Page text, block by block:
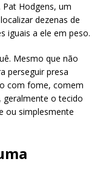
Hodgens, um
dezenas de
iguais a ele em peso.
Mesmo que não
perseguir presa
com fome, comem
geralmente o tecido
ou simplesmente